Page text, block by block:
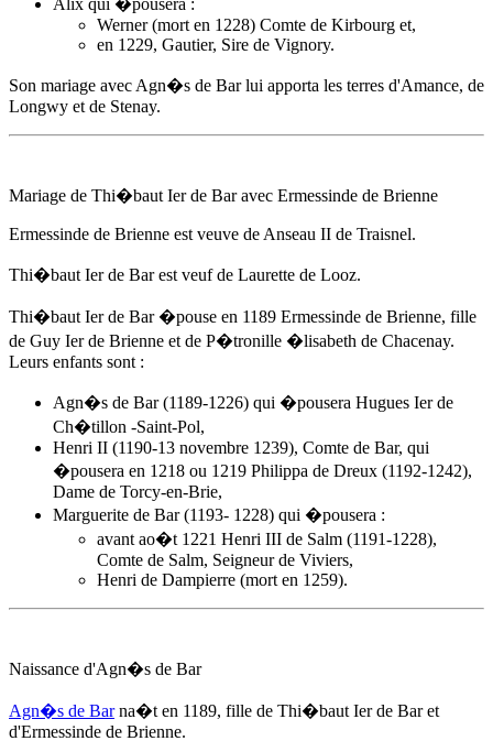
Alix qui �pousera :
Werner (mort en 1228) Comte de Kirbourg et,
en 1229, Gautier, Sire de Vignory.
Son mariage avec Agn�s de Barlui apporta les terres d'Amance, de
Longwy et de Stenay.
Mariage de Thi�baut Ier de Bar avec Ermessinde de Brienne
Ermessinde de Brienne est veuve de Anseau II de Traisnel.
Thi�baut Ier de Bar est veuf de Laurette de Looz.
Thi�baut Ier de Bar �pouse en 1189 Ermessinde de Brienne, fille
de Guy Ier de Brienne et de P�tronille �lisabeth de Chacenay.
Leurs enfants sont :
Agn�s de Bar(1189-1226) qui �pousera Hugues Ier de
Ch�tillon -Saint-Pol,
Henri II (1190-13 novembre 1239), Comte de Bar, qui
�pousera en 1218 ou 1219 Philippa de Dreux (1192-1242),
Dame de Torcy-en-Brie,
Marguerite de Bar (1193- 1228) qui �pousera :
avant ao�t 1221 Henri III de Salm (1191-1228),
Comte de Salm, Seigneur de Viviers,
Henri de Dampierre (mort en 1259).
Naissance d'Agn�s de Bar
Agn�s de Barna�t en 1189, fille de Thi�baut Ier de Bar et
d'Ermessinde de Brienne.